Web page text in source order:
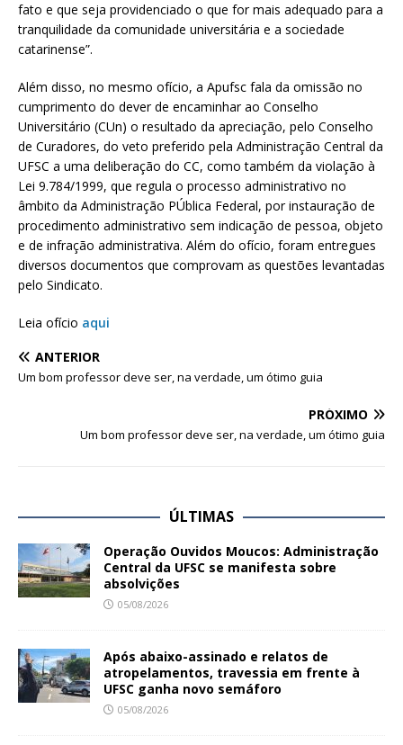
fato e que seja providenciado o que for mais adequado para a
tranquilidade da comunidade universitária e a sociedade
catarinense”.
Além disso, no mesmo ofício, a Apufsc fala da omissão no
cumprimento do dever de encaminhar ao Conselho
Universitário (CUn) o resultado da apreciação, pelo Conselho
de Curadores, do veto preferido pela Administração Central da
UFSC a uma deliberação do CC, como também da violação à
Lei 9.784/1999, que regula o processo administrativo no
âmbito da Administração PÚblica Federal, por instauração de
procedimento administrativo sem indicação de pessoa, objeto
e de infração administrativa. Além do ofício, foram entregues
diversos documentos que comprovam as questões levantadas
pelo Sindicato.
Leia ofício aqui
ANTERIOR
Um bom professor deve ser, na verdade, um ótimo guia
PRÓXIMO
Um bom professor deve ser, na verdade, um ótimo guia
ÚLTIMAS
Operação Ouvidos Moucos: Administração
Central da UFSC se manifesta sobre
absolvições
05/08/2026
Após abaixo-assinado e relatos de
atropelamentos, travessia em frente à
UFSC ganha novo semáforo
05/08/2026